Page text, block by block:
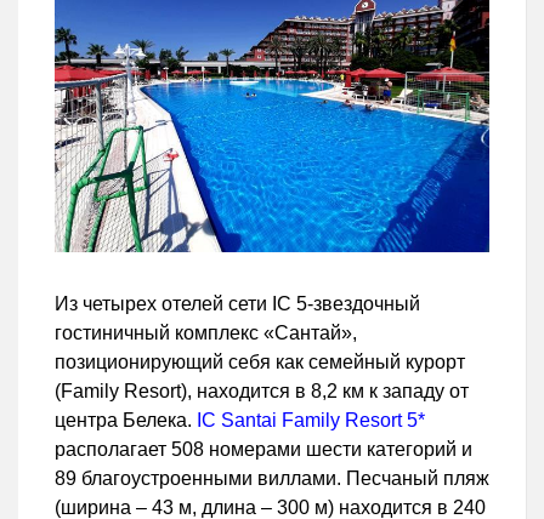
Из четырех отелей сети IC 5-звездочный
гостиничный комплекс «Сантай»,
позиционирующий себя как семейный курорт
(Family Resort), находится в 8,2 км к западу от
центра Белека. IC Santai Family Resort 5*
располагает 508 номерами шести категорий и
89 благоустроенными виллами. Песчаный пляж
(ширина – 43 м, длина – 300 м) находится в 240